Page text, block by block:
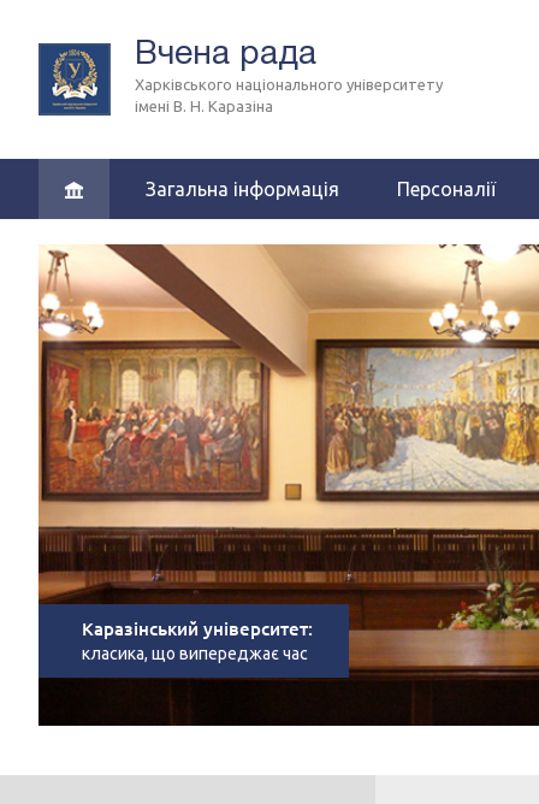
Вчена рада
Харківського національного університету
імені В. Н. Каразіна
Загальна інформація Персоналії
Каразінський університет:
класика, що випереджає час